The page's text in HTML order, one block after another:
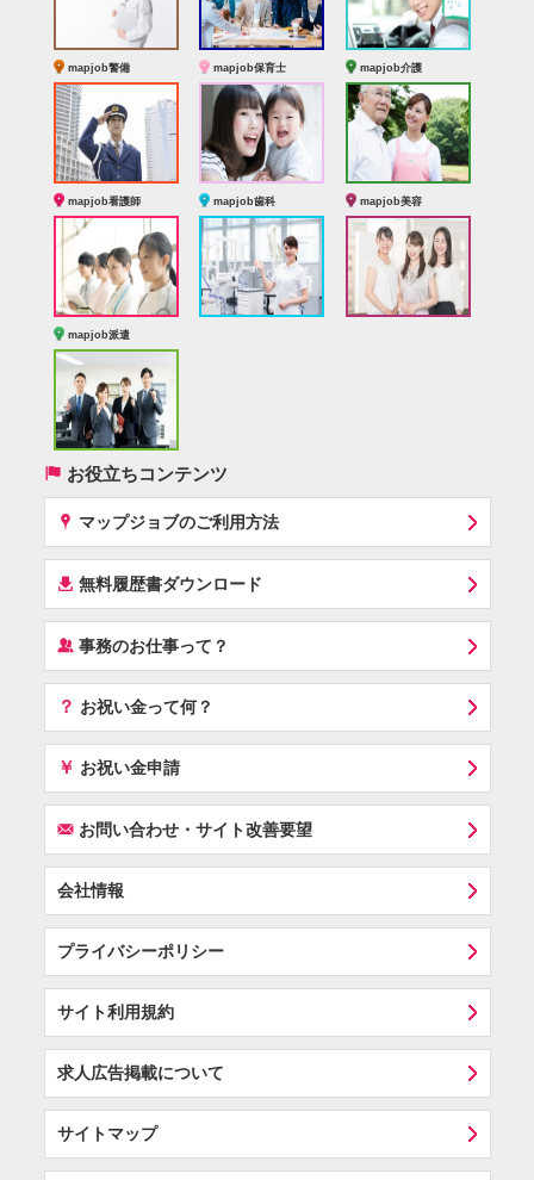
mapjob警備 mapjob保育士 mapjob介護
mapjob看護師 mapjob歯科 mapjob美容
mapjob派遣
( お役立ちコンテンツ
x マップジョブのご利用方法
í 無料履歴書ダウンロード
‰事務のお仕事って？
？ お祝い金って何？
￥ お祝い金申請
Fお問い合わせ・サイト改善要望
会社情報
プライバシーポリシー
サイト利用規約
求人広告掲載について
サイトマップ